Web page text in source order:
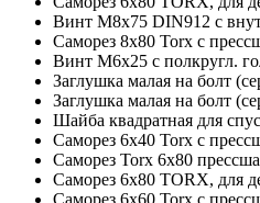
Винт М8х75 DIN912 с
Саморез 8х80 Torx с
Винт М6х25 с полкругл.
Заглушка малая на болт
Заглушка малая на болт
Шайба квадратная для
Саморез 6х40 Torx с
Саморез Torx 6х80
Саморез 6х80 TORX, для
Саморез 6х60 Torx с